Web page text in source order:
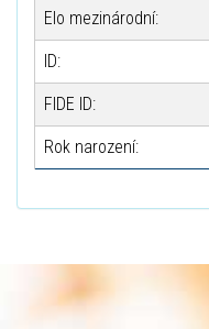
Elo mezinárodní:
ID:
FIDE ID:
Rok narození: